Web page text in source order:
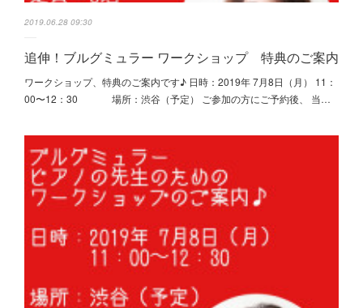
2019.06.28 09:30
追伸！ブルグミュラー ワークショップ 特典のご案内
ワークショップ、特典のご案内です♪ 日時：2019年 7月8日（月） 11：
00〜12：30 場所：渋谷（予定） ご参加の方にご予約後、 当…